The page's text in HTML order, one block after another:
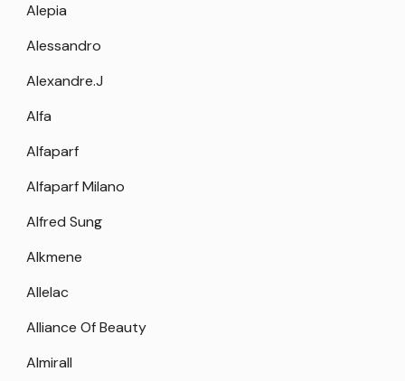
Alepia
Alessandro
Alexandre.J
Alfa
Alfaparf
Alfaparf Milano
Alfred Sung
Alkmene
Allelac
Alliance Of Beauty
Almirall